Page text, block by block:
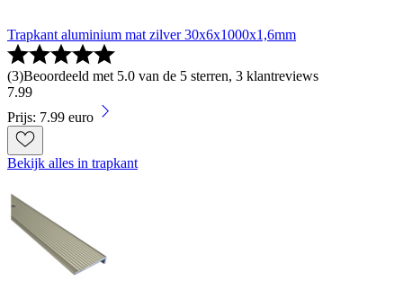
Trapkant aluminium mat zilver 30x6x1000x1,6mm
(3)Beoordeeld met 5.0 van de 5 sterren, 3 klantreviews
7.99
Prijs: 7.99 euro
Bekijk alles in trapkant